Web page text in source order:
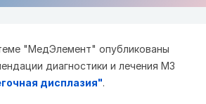
"МедЭлемент" опубликованы
диагностики и лечения МЗ
дисплазия".